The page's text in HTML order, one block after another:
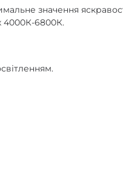
значення
4000К-6800К.